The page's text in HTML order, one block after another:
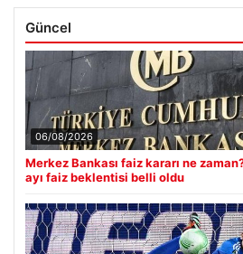
Güncel
06/08/2026
Merkez Bankası faiz kararı ne
ayı faiz beklentisi belli oldu